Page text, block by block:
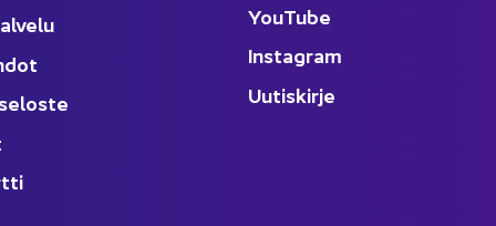
YouTube
Ins­ta­gram
Uu­tis­kir­je